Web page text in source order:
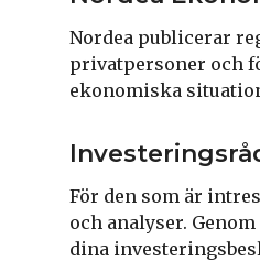
Nordea publicerar
privatpersoner och
ekonomiska
För den som är
och analyser.
dina